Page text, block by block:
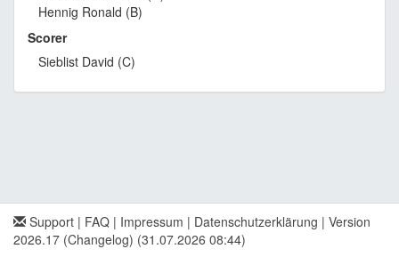
Hennig Ronald (B)
Scorer
Sieblist David (C)
Support | FAQ | Impressum | Datenschutzerklärung | Version
2026.17 (Changelog) (31.07.2026 08:44)